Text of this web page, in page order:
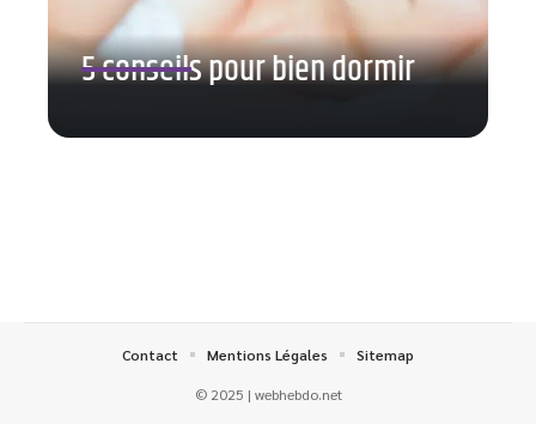
5 conseils pour bien dormir
© 2025 | webhebdo.net
Contact Mentions Légales Sitemap